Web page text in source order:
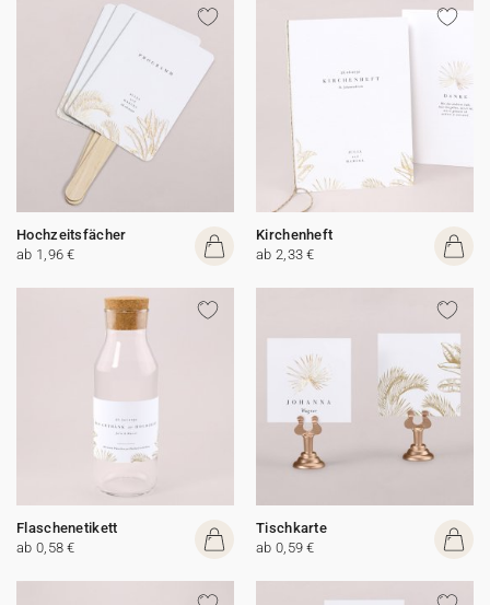
Hochzeitsfächer
ab 1,96 €
Kirchenheft
ab 2,33 €
Flaschenetikett
ab 0,58 €
Tischkarte
ab 0,59 €